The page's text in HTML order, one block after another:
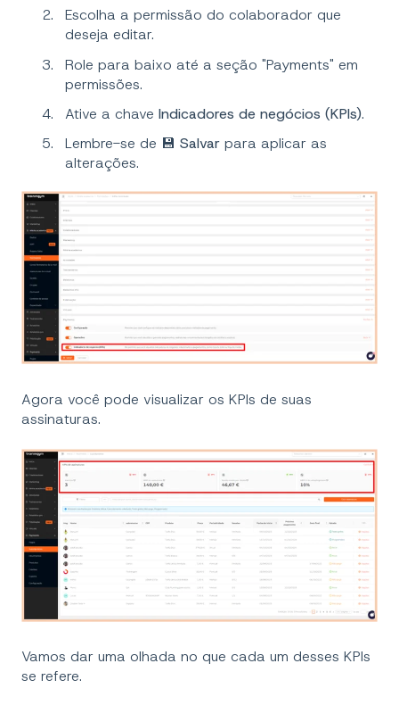
Escolha a permissão do colaborador que
deseja editar.
Role para baixo até a seção "Payments" em
permissões.
Ative a chave Indicadores de negócios (KPIs).
Lembre-se de 💾 Salvar para aplicar as
alterações.
Agora você pode visualizar os KPIs de suas
assinaturas.
Vamos dar uma olhada no que cada um desses KPIs
se refere.